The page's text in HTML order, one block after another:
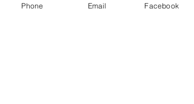
Phone Email Facebook